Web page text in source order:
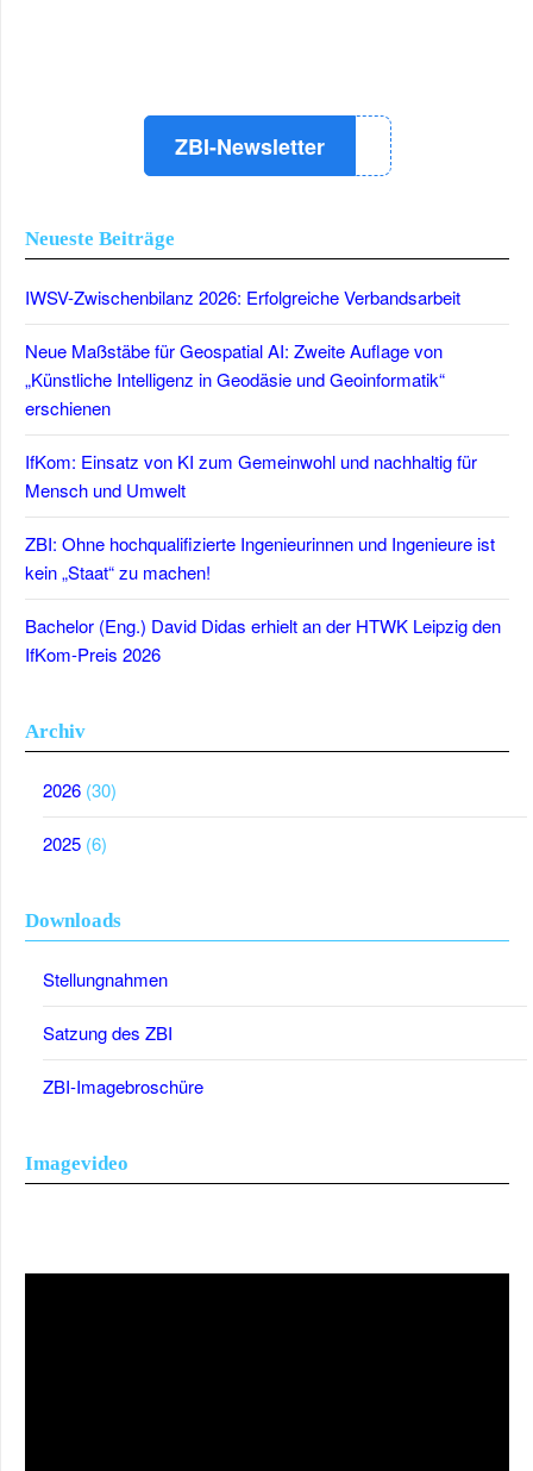
ZBI-Newsletter
Neueste Beiträge
IWSV-Zwischenbilanz 2026: Erfolgreiche Verbandsarbeit
Neue Maßstäbe für Geospatial AI: Zweite Auflage von
„Künstliche Intelligenz in Geodäsie und Geoinformatik“
erschienen
IfKom: Einsatz von KI zum Gemeinwohl und nachhaltig für
Mensch und Umwelt
ZBI: Ohne hochqualifizierte Ingenieurinnen und Ingenieure ist
kein „Staat“ zu machen!
Bachelor (Eng.) David Didas erhielt an der HTWK Leipzig den
IfKom-Preis 2026
Archiv
2026 (30)
2025 (6)
Downloads
Stellungnahmen
Satzung des ZBI
ZBI-Imagebroschüre
Imagevideo